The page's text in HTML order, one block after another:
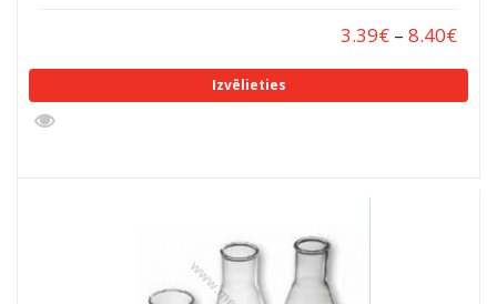
3.39€ – 8.40€
Izvēlieties